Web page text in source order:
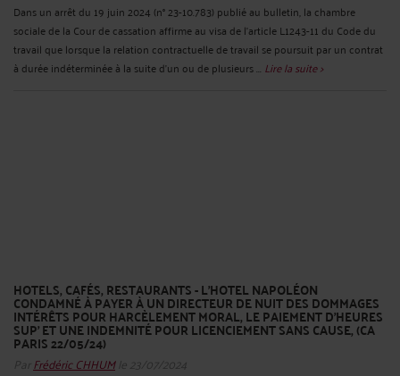
Dans un arrêt du 19 juin 2024 (n° 23-10.783) publié au bulletin, la chambre
sociale de la Cour de cassation affirme au visa de l’article L1243-11 du Code du
travail que lorsque la relation contractuelle de travail se poursuit par un contrat
à durée indéterminée à la suite d’un ou de plusieurs ... Lire la suite >
HOTELS, CAFÉS, RESTAURANTS - L’HOTEL NAPOLÉON
CONDAMNÉ À PAYER À UN DIRECTEUR DE NUIT DES DOMMAGES
INTÉRÊTS POUR HARCÈLEMENT MORAL, LE PAIEMENT D’HEURES
SUP’ ET UNE INDEMNITÉ POUR LICENCIEMENT SANS CAUSE, (CA
PARIS 22/05/24)
Par Frédéric CHHUMle 23/07/2024